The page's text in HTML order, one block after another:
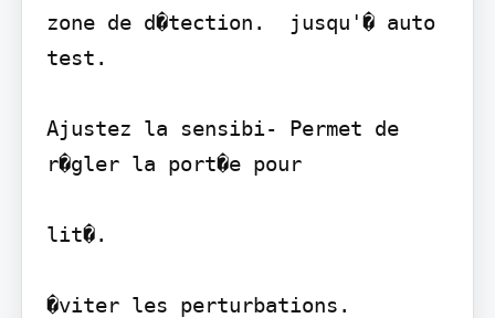
zone de d�tection.  jusqu'� auto
test.
Ajustez la sensibi- Permet de
r�gler la port�e pour
lit�.
�viter les perturbations.